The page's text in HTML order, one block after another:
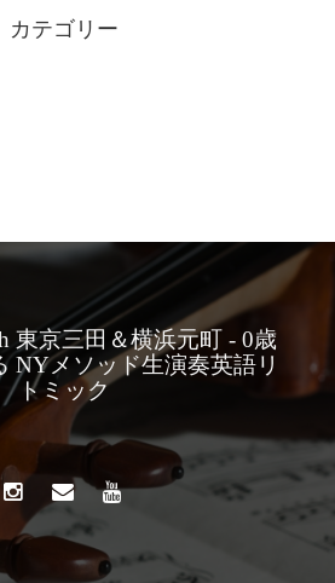
カテゴリー
東京三田＆横浜元町 - 0歳
NYメソッド生演奏英語リ
トミック